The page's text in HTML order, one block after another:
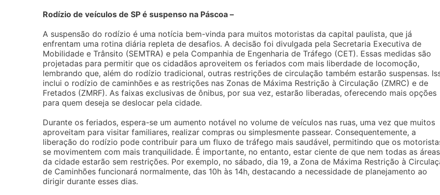
Rodízio de veículos de SP é suspenso na Páscoa –
A suspensão do rodízio é uma notícia bem-vinda para muitos motoristas da capital paulista, que já
enfrentam uma rotina diária repleta de desafios. A decisão foi divulgada pela Secretaria Executiva de
Mobilidade e Trânsito (SEMTRA) e pela Companhia de Engenharia de Tráfego (CET). Essas medidas são
projetadas para permitir que os cidadãos aproveitem os feriados com mais liberdade de locomoção,
lembrando que, além do rodízio tradicional, outras restrições de circulação também estarão suspensas.
inclui o rodízio de caminhões e as restrições nas Zonas de Máxima Restrição à Circulação (ZMRC) e de
Fretados (ZMRF). As faixas exclusivas de ônibus, por sua vez, estarão liberadas, oferecendo mais opções
para quem deseja se deslocar pela cidade.
Durante os feriados, espera-se um aumento notável no volume de veículos nas ruas, uma vez que muitos
aproveitam para visitar familiares, realizar compras ou simplesmente passear. Consequentemente, a
liberação do rodízio pode contribuir para um fluxo de tráfego mais saudável, permitindo que os
se movimentem com mais tranquilidade. É importante, no entanto, estar ciente de que nem todas as áreas
da cidade estarão sem restrições. Por exemplo, no sábado, dia 19, a Zona de Máxima Restrição à
de Caminhões funcionará normalmente, das 10h às 14h, destacando a necessidade de planejamento ao
dirigir durante esses dias.